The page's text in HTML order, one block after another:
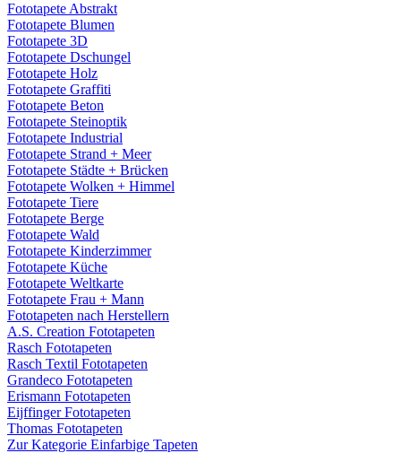
Fototapete Abstrakt
Fototapete Blumen
Fototapete 3D
Fototapete Dschungel
Fototapete Holz
Fototapete Graffiti
Fototapete Beton
Fototapete Steinoptik
Fototapete Industrial
Fototapete Strand + Meer
Fototapete Städte + Brücken
Fototapete Wolken + Himmel
Fototapete Tiere
Fototapete Berge
Fototapete Wald
Fototapete Kinderzimmer
Fototapete Küche
Fototapete Weltkarte
Fototapete Frau + Mann
Fototapeten nach Herstellern
A.S. Creation Fototapeten
Rasch Fototapeten
Rasch Textil Fototapeten
Grandeco Fototapeten
Erismann Fototapeten
Eijffinger Fototapeten
Thomas Fototapeten
Zur Kategorie Einfarbige Tapeten